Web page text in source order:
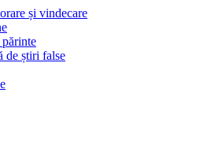
și vindecare
de știri false